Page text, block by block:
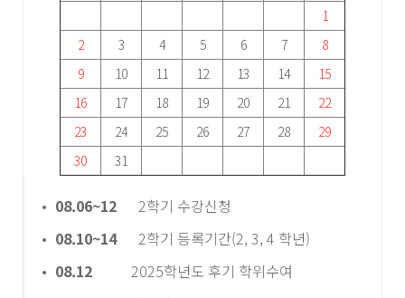
1
2
3 4 5 6 7
8
9
10 11 12 13 14
15
16
17 18 19 20 21
22
23
24 25 26 27 28
29
30
31
08.06~12
2학기 수강신청
08.10~14
2학기 등록기간(2, 3, 4 학년)
08.12
2025학년도 후기 학위수여